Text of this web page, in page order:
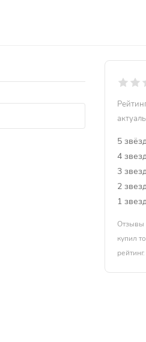
5
4
3
2
1
Отзывы
купил
рейтинг.